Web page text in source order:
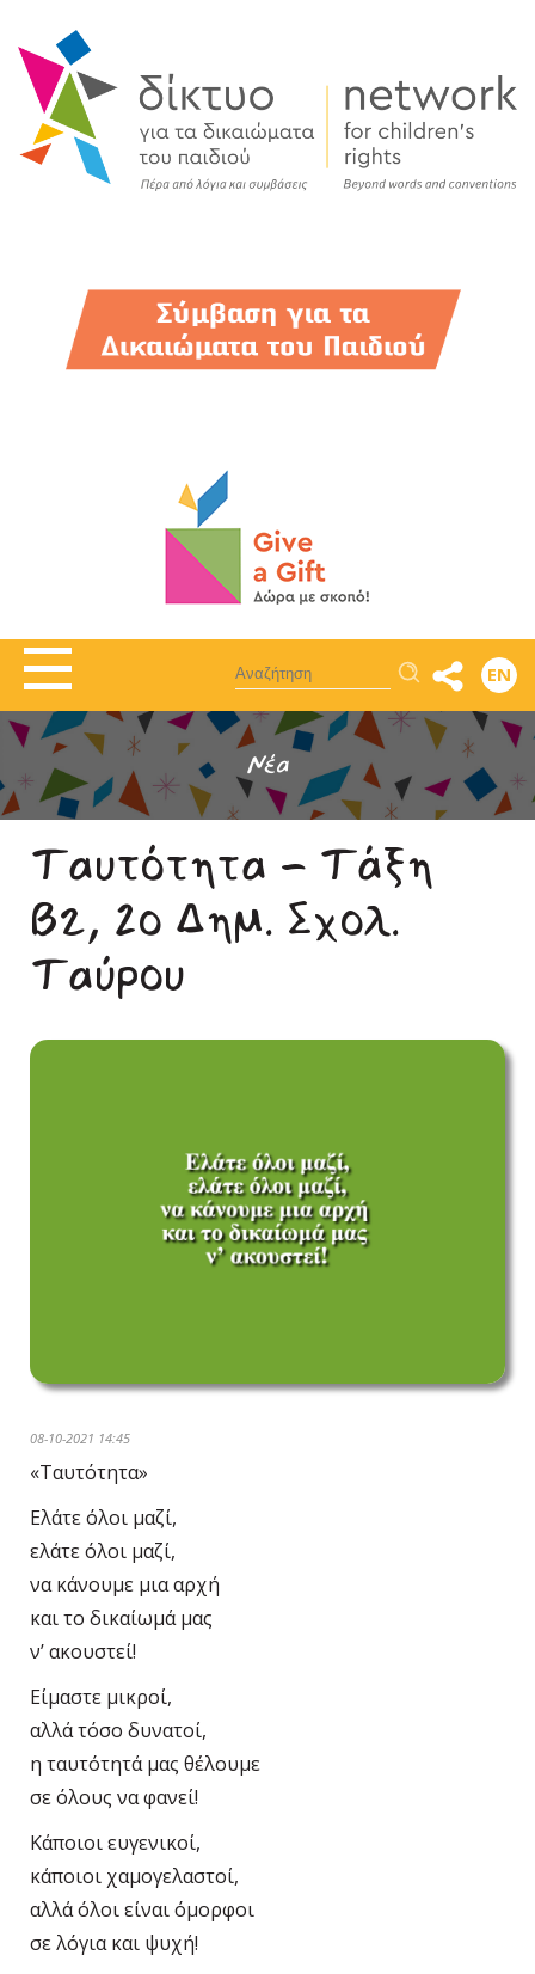
Αναζήτηση EN
Νέα
Ταυτότητα - Τάξη
Β2, 2ο Δημ. Σχολ.
Ταύρου
08-10-2021 14:45
«Ταυτότητα»
Ελάτε όλοι μαζί,
ελάτε όλοι μαζί,
να κάνουμε μια αρχή
και το δικαίωμά μας
ν’ ακουστεί!
Είμαστε μικροί,
αλλά τόσο δυνατοί,
η ταυτότητά μας θέλουμε
σε όλους να φανεί!
Κάποιοι ευγενικοί,
κάποιοι χαμογελαστοί,
αλλά όλοι είναι όμορφοι
σε λόγια και ψυχή!